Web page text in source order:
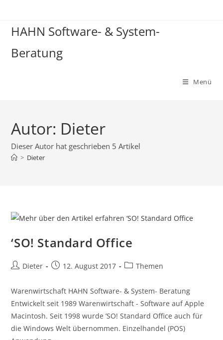
HAHN Software- & System-
Beratung
Menü
Autor: Dieter
Dieser Autor hat geschrieben 5 Artikel
> Dieter
‘SO! Standard Office
Dieter 12. August 2017 Themen
Warenwirtschaft HAHN Software- & System- Beratung
Entwickelt seit 1989 Warenwirtschaft - Software auf Apple
Macintosh. Seit 1998 wurde ’SO! Standard Office auch für
die Windows Welt übernommen. Einzelhandel (POS)